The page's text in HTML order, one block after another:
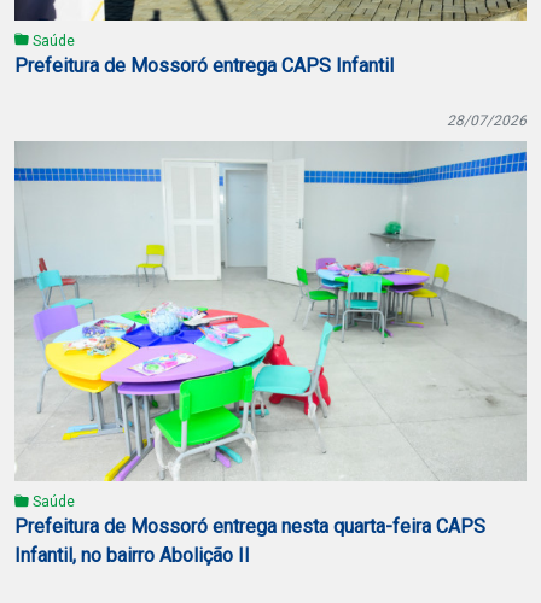
Saúde
Prefeitura de Mossoró entrega CAPS Infantil
28/07/2026
Saúde
Prefeitura de Mossoró entrega nesta quarta-feira CAPS
Infantil, no bairro Abolição II